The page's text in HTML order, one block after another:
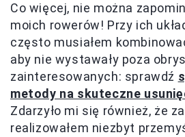
Co więcej, nie można
moich rowerów! Przy ich
często musiałem
aby nie wystawały poza
zainteresowanych: sprawdź
metody na skuteczne
Zdarzyło mi się również, że
realizowałem niezbyt